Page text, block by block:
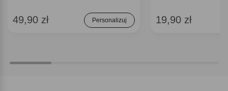
49,90 zł Personalizuj 19,90 zł